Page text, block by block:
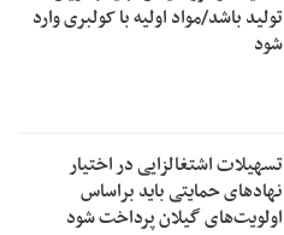
تولید باشد/مواد اولیه با کولبری وارد
شود
تسهیلات اشتغالزایی در اختیار
نهادهای حمایتی باید براساس
اولویت‌های گیلان پرداخت شود